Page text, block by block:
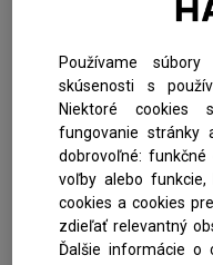
minút použitím
zubnú pastu na
odstraňuje
pričom pomáha udržať
používaní dvakrát denne
hlavnej príčiny
KROK 2 – NA
MEDZI ZUBAMI
Používame
skúsenosti s
Niektoré cookies
fungovanie stránky
dobrovoľné:
voľby alebo
cookies a cookies
zdieľať relevantný
Ďalšie informácie o